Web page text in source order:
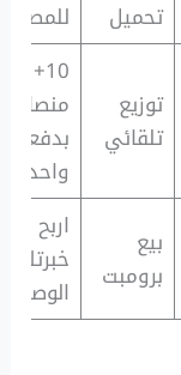
تحميل
توزيع
تلقائي
10+
منصات
بدفعة
واحدة
بيع
برومبت
اربح من
خبرتك
الوصف